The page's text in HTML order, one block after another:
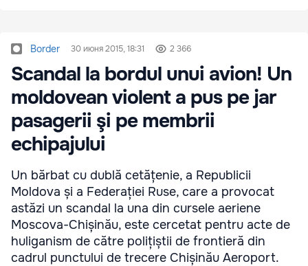
Border 30 июня 2015, 18:31 2 366
Scandal la bordul unui avion! Un
moldovean violent a pus pe jar
pasagerii şi pe membrii
echipajului
Un bărbat cu dublă cetățenie, a Republicii
Moldova și a Federației Ruse, care a provocat
astăzi un scandal la una din cursele aeriene
Moscova-Chișinău, este cercetat pentru acte de
huliganism de către polițiștii de frontieră din
cadrul punctului de trecere Chișinău Aeroport.